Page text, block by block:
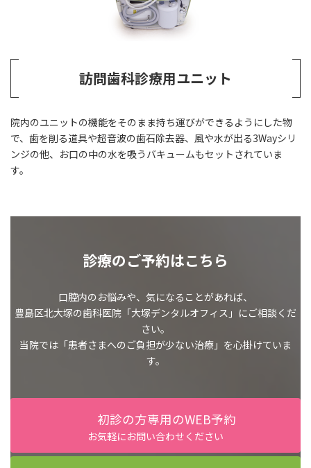
訪問歯科診療用ユニット
院内のユニットの機能をそのまま持ち運びができるようにした物
で、歯を削る道具や超音波の歯石除去器、風や水が出る3Wayシリ
ンジの他、お口の中の水を吸うバキュームもセットされていま
す。
診療のご予約はこちら
口腔内のお悩みや、気になることがあれば、
豊島区北大塚の歯科医院「大塚デンタルオフィス」にご相談くだ
さい。
当院では「患者さまへのご負担が少ない治療」を心掛けていま
す。
初診の方専用のWEB予約
お気軽にお問い合わせください